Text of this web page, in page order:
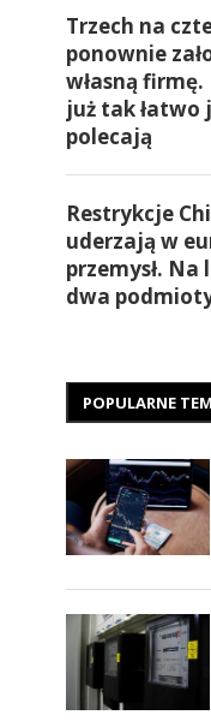
Trzech na
ponownie
własną
już tak łatwo
polecają
Restrykcje
uderzają w
przemysł. Na
dwa
POPULARNE